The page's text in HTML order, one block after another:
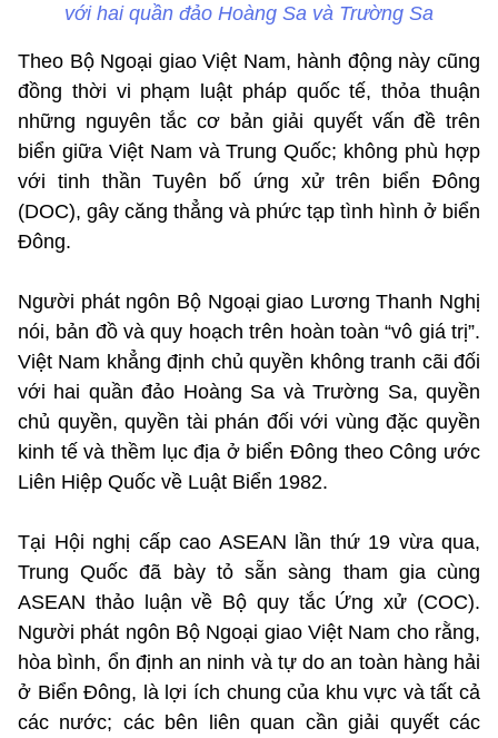
với hai quần đảo Hoàng Sa và Trường Sa
Theo Bộ Ngoại giao Việt Nam, hành động này cũng
đồng thời vi phạm luật pháp quốc tế, thỏa thuận
những nguyên tắc cơ bản giải quyết vấn đề trên
biển giữa Việt Nam và Trung Quốc; không phù hợp
với tinh thần Tuyên bố ứng xử trên biển Đông
(DOC), gây căng thẳng và phức tạp tình hình ở biển
Đông.
Người phát ngôn Bộ Ngoại giao Lương Thanh Nghị
nói, bản đồ và quy hoạch trên hoàn toàn “vô giá trị”.
Việt Nam khẳng định chủ quyền không tranh cãi đối
với hai quần đảo Hoàng Sa và Trường Sa, quyền
chủ quyền, quyền tài phán đối với vùng đặc quyền
kinh tế và thềm lục địa ở biển Đông theo Công ước
Liên Hiệp Quốc về Luật Biển 1982.
Tại Hội nghị cấp cao ASEAN lần thứ 19 vừa qua,
Trung Quốc đã bày tỏ sẵn sàng tham gia cùng
ASEAN thảo luận về Bộ quy tắc Ứng xử (COC).
Người phát ngôn Bộ Ngoại giao Việt Nam cho rằng,
hòa bình, ổn định an ninh và tự do an toàn hàng hải
ở Biển Đông, là lợi ích chung của khu vực và tất cả
các nước; các bên liên quan cần giải quyết các